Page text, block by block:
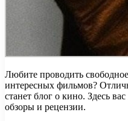
Любите проводить
интересных фильмов?
станет блог о кино. Здесь
обзоры и рецензии.